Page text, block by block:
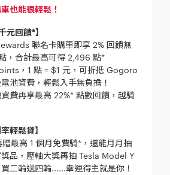
也能很輕鬆！
元回饋*】
聯名卡購車即享 2% 回饋無
，合計最高可得 2,496 點*
，1 點 = $1 元，可折抵 Gogoro
池資費，輕鬆入手無負擔！
費再享最高 22%* 點數回饋，越騎
輕鬆貸】
最高 1 個月免費騎*，還能月月抽
品，壓軸大獎再抽 Tesla Model Y
二輪送四輪......幸運得主就是你！